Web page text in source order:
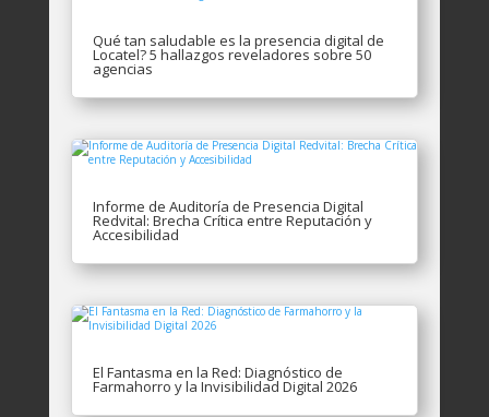
Qué tan saludable es la presencia digital de
Locatel? 5 hallazgos reveladores sobre 50
agencias
Informe de Auditoría de Presencia Digital
Redvital: Brecha Crítica entre Reputación y
Accesibilidad
El Fantasma en la Red: Diagnóstico de
Farmahorro y la Invisibilidad Digital 2026